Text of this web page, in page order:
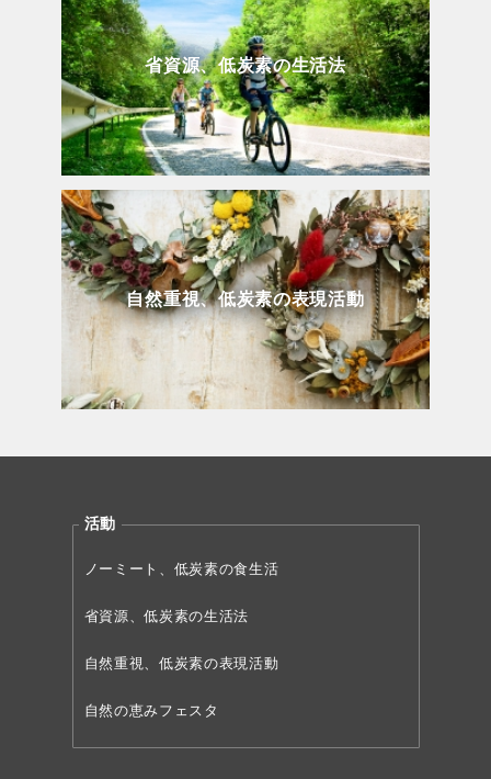
省資源、低炭素の生活法
自然重視、低炭素の表現活動
活動
ノーミート、低炭素の食生活
省資源、低炭素の生活法
自然重視、低炭素の表現活動
自然の恵みフェスタ